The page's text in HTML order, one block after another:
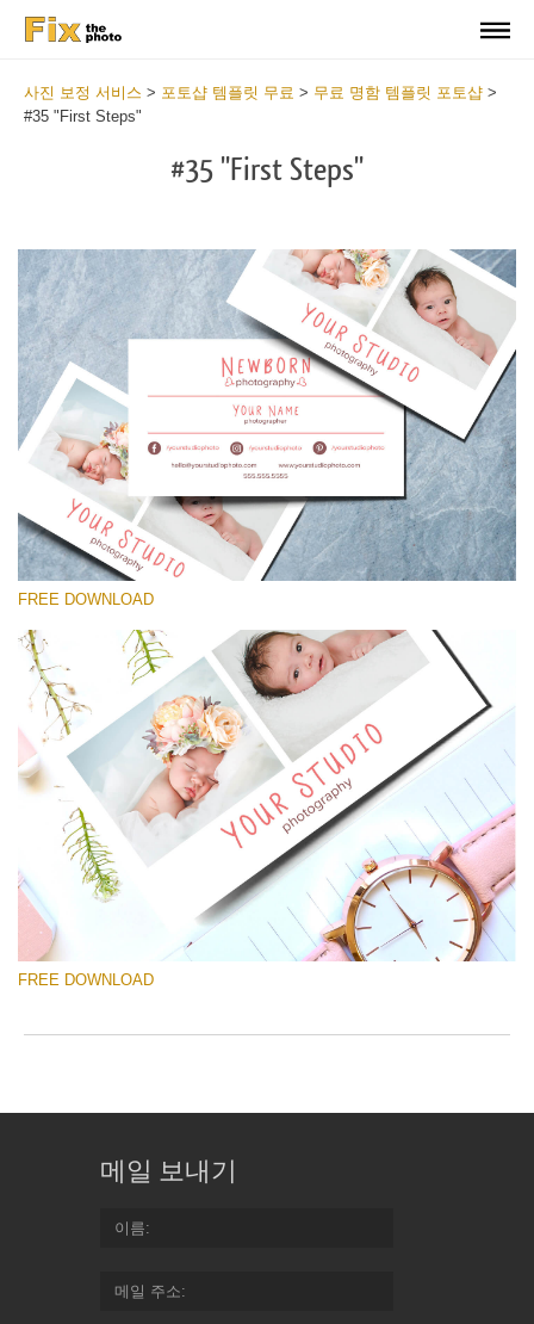
사진 보정 서비스 > 포토샵 템플릿 무료 > 무료 명함 템플릿 포토샵 >
#35 "First Steps"
#35 "First Steps"
선택 해주세요
Free Template #35
Newborn Photography Price List
무료 다운로드
FREE DOWNLOAD
FREE DOWNLOAD
메일 보내기
이름
메일 주소